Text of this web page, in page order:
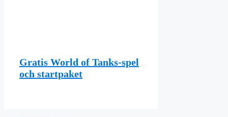
Gratis World of Tanks-spel
och startpaket